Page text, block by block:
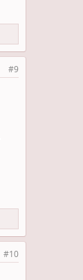
#9
#10